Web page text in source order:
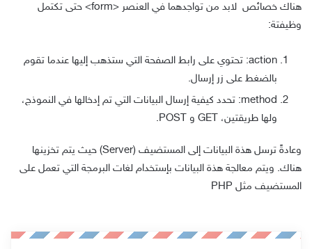
هناك خصائص لابد من تواجدهما في العنصر <form>
حتى تكتمل
وظيفتة:
action: تحتوي على رابط الصفحة التي ستذهب إليها عندما تقوم
بالضغط على زر إرسال.
method: تحدد كيفية إرسال البيانات التي تم إدخالها في النموذج،
ولها طريقتين، GET و POST.
وعادةً ترسل هذة البيانات إلى المستضيف (Server) حيث يتم تخزينها
هناك. ويتم معالجة هذة البيانات بإستخدام لغات البرمجة التي تعمل على
المستضيف مثل PHP